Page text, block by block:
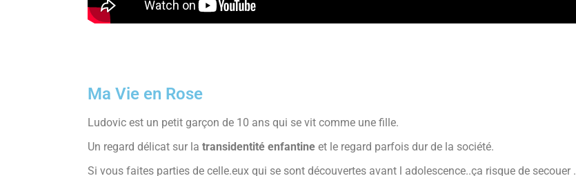
Ma Vie en Rose
Ludovic est un petit garçon de 10 ans qui se vit comme une fille.
Un regard délicat sur la transidentité enfantine et le regard parfois dur de la société.
Si vous faites parties de celle.eux qui se sont découvertes avant l adolescence..ça risque de secouer .